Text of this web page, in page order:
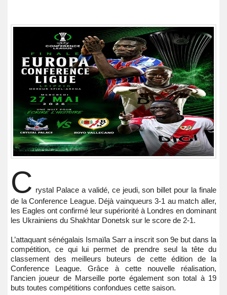
C rystal Palace a validé, ce jeudi, son billet pour la finale
de la Conference League. Déjà vainqueurs 3-1 au match aller,
les Eagles ont confirmé leur supériorité à Londres en dominant
les Ukrainiens du Shakhtar Donetsk sur le score de 2-1.
L’attaquant sénégalais Ismaïla Sarr a inscrit son 9e but dans la
compétition, ce qui lui permet de prendre seul la tête du
classement des meilleurs buteurs de cette édition de la
Conference League. Grâce à cette nouvelle réalisation,
l’ancien joueur de Marseille porte également son total à 19
buts toutes compétitions confondues cette saison.